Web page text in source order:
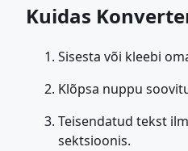
Kuidas
Sisesta või kleebi
Klõpsa nuppu
Teisendatud tekst
sektsioonis.